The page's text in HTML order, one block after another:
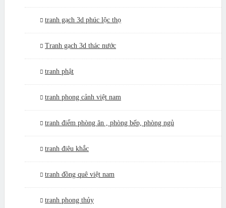
tranh gạch 3d phúc lộc thọ
Tranh gạch 3d thác nước
tranh phật
tranh phong cảnh việt nam
tranh điểm phòng ăn , phòng bếp, phòng ngủ
tranh điêu khắc
tranh đồng quê việt nam
tranh phong thủy